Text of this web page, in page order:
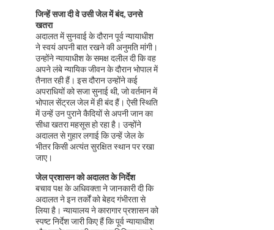
जिन्हें सजा दी वे उसी जेल में बंद, उनसे
खतरा
अदालत में सुनवाई के दौरान पूर्व न्यायाधीश
ने स्वयं अपनी बात रखने की अनुमति मांगी।
उन्होंने न्यायाधीश के समक्ष दलील दी कि वह
अपने लंबे न्यायिक जीवन के दौरान भोपाल में
तैनात रही हैं। इस दौरान उन्होंने कई
अपराधियों को सजा सुनाई थी, जो वर्तमान में
भोपाल सेंट्रल जेल में ही बंद हैं। ऐसी स्थिति
में उन्हें उन पुराने कैदियों से अपनी जान का
सीधा खतरा महसूस हो रहा है। उन्होंने
अदालत से गुहार लगाई कि उन्हें जेल के
भीतर किसी अत्यंत सुरक्षित स्थान पर रखा
जाए।
जेल प्रशासन को अदालत के निर्देश
बचाव पक्ष के अधिवक्ता ने जानकारी दी कि
अदालत ने इन तर्कों को बेहद गंभीरता से
लिया है। न्यायालय ने कारागार प्रशासन को
स्पष्ट निर्देश जारी किए हैं कि पूर्व न्यायाधीश